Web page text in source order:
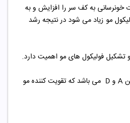
خونرسانی به کف سر را افزایش و به
مو زیاد می شود در نتیجه رشد
فولیکول های مو اهمیت دارد.
از مشتقات ویتامین A و D می باشد که تقویت کننده مو